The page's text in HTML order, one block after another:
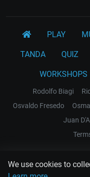
We use cookies to
PLAY
TANDA QUIZ
WORKSHOPS
Rodolfo Biagi
Osvaldo Fresedo
Juan